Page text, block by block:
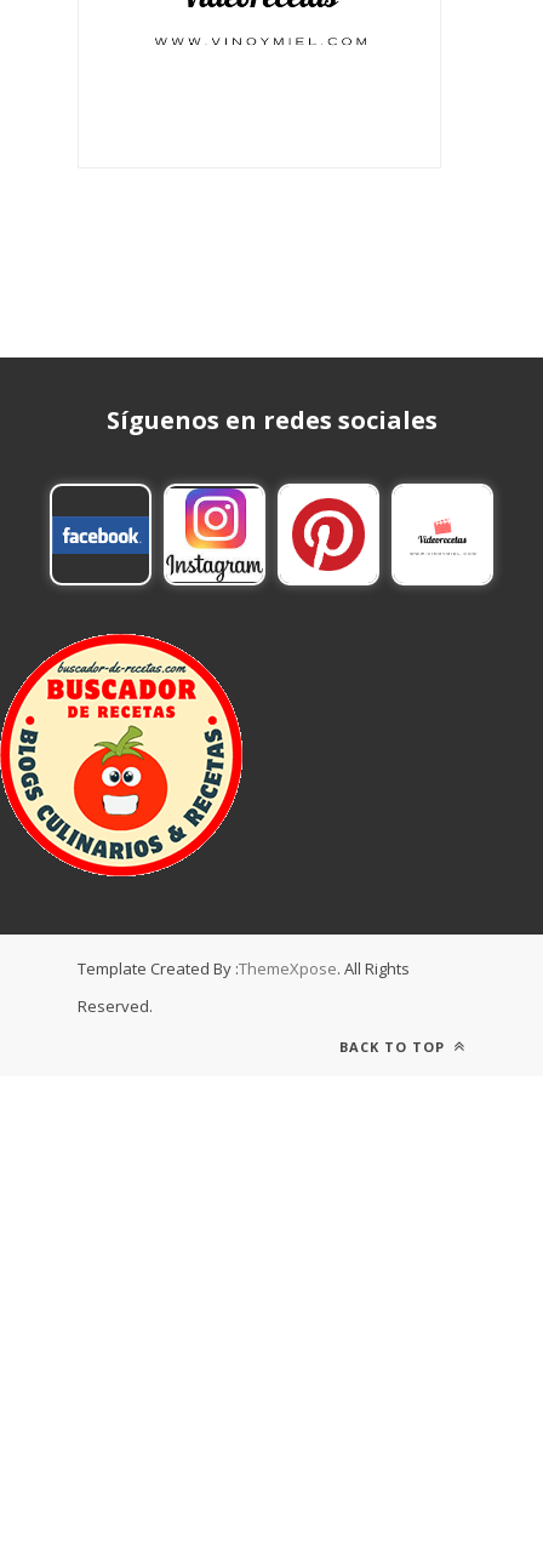
Síguenos en redes sociales
Template Created By :ThemeXpose. All Rights
Reserved.
BACK TO TOP